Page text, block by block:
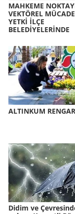
MAH­KE­ME
VEK­TÖ­REL
YETKİ İLÇE
BELEDİYELERİNDE
AL­TIN­KUM
Didim ve